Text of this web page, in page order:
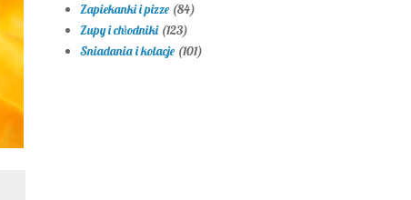
Zapiekanki i pizze (84)
Zupy i chłodniki (123)
Śniadania i kolacje (101)